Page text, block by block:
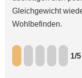
Gleichgewicht
Wohlbefinden.
1/5